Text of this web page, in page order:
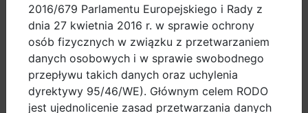
05.01.2024
Zakończyła się 11
edycja kampanii
społecznej
Rowerem do
pracy i szkoły -
2016/679 Parlamentu Europejskiego i Rady z
dnia 27 kwietnia 2016 r. w sprawie ochrony
osób fizycznych w związku z przetwarzaniem
danych osobowych i w sprawie swobodnego
przepływu takich danych oraz uchylenia
dyrektywy 95/46/WE). Głównym celem RODO
jest ujednolicenie zasad przetwarzania danych